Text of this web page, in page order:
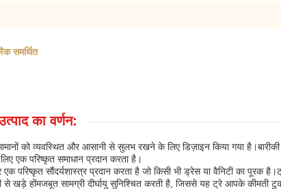
समर्थित
का वर्णन:
को व्यवस्थित और आसानी से सुलभ रखने के लिए डिज़ाइन किया गया
एक परिष्कृत समाधान प्रदान करता है।
परिष्कृत सौंदर्यशास्त्र प्रदान करता है जो किसी भी ड्रेस या वैनिटी का पूरक
होंमजबूत सामग्री दीर्घायु सुनिश्चित करती है, जिससे यह ट्रे आपके कीमती